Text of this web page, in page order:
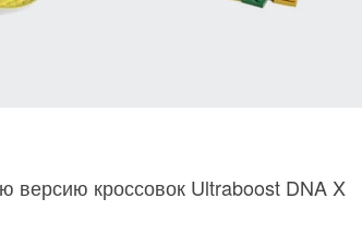
версию кроссовок Ultraboost DNA X